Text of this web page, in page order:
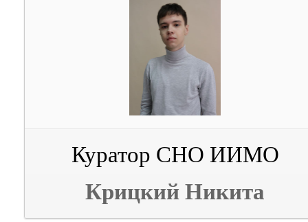
Куратор СНО ИИМО
Крицкий Никита